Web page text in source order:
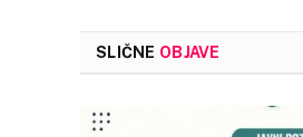
SLIČNE OBJAVE